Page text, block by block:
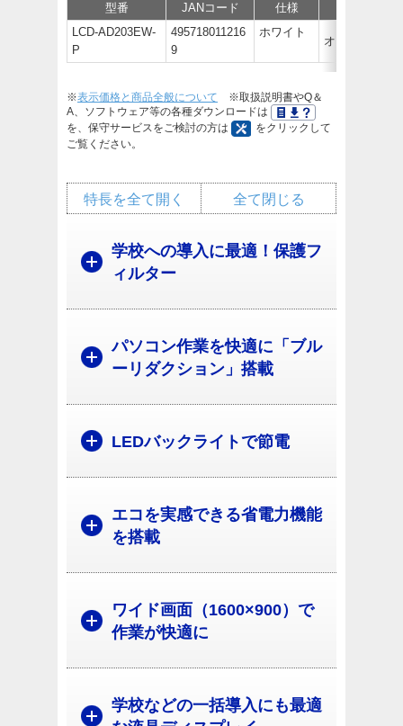
型番 JANコード 仕様
LCD-AD203EW-
P
495718011216
9
ホワイト
オープン価格
※表示価格と商品全般について ※取扱説明書やQ＆
A、ソフトウェア等の各種ダウンロードは
を、保守サービスをご検討の方は
をクリックして
ご覧ください。
全て閉じる
特長を全て開く
学校への導入に最適！保護フ
ィルター
パソコン作業を快適に「ブル
ーリダクション」搭載
LEDバックライトで節電
エコを実感できる省電力機能
を搭載
ワイド画面（1600×900）で
作業が快適に
学校などの一括導入にも最適